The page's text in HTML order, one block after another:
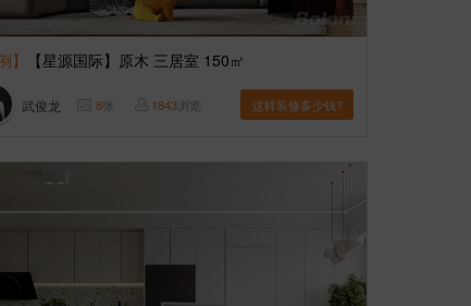
】 【星源国际】原木 三居室 150㎡
武俊龙 8张 1843浏览 这样装修多少钱?